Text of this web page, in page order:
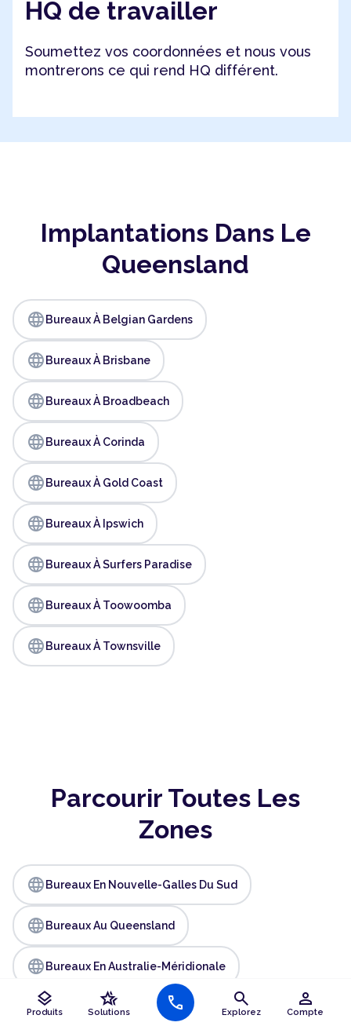
layers
Produits
hotel_class
Solutions call search
Explorez
person
Compte
HQ de travailler
Soumettez vos coordonnées et nous vous
montrerons ce qui rend HQ différent.
Implantations Dans Le
Queensland
language Bureaux À Belgian Gardens
language Bureaux À Brisbane
language Bureaux À Broadbeach
language Bureaux À Corinda
language Bureaux À Gold Coast
language Bureaux À Ipswich
language Bureaux À Surfers Paradise
language Bureaux À Toowoomba
language Bureaux À Townsville
Parcourir Toutes Les
Zones
language Bureaux En Nouvelle-Galles Du Sud
language Bureaux Au Queensland
language Bureaux En Australie-Méridionale
languageBureaux À Victoria